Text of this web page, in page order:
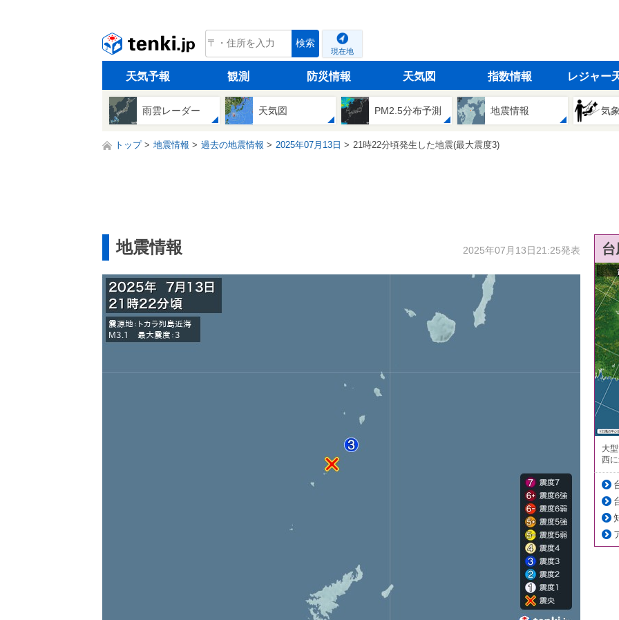
tenki.jp 検索
現在地
天気予報 観測 防災情報 天気図 指数情報 レジャー
雨雲レーダー 天気図 PM2.5分布予測 地震情報 気
トップ 地震情報 過去の地震情報 2025年07月13日 21時22分頃発生した地震(最大震度3)
地震情報 2025年07月13日21:25発表
大
西